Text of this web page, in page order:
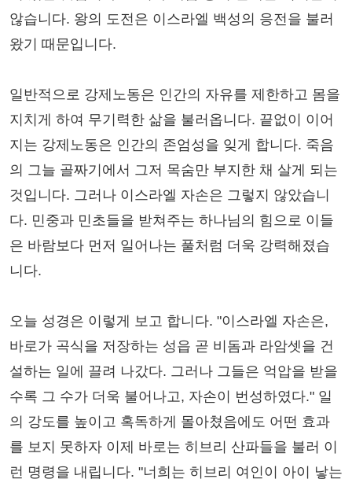
않습니다. 왕의 도전은 이스라엘 백성의 응전을 불러
왔기 때문입니다.
일반적으로 강제노동은 인간의 자유를 제한하고 몸을
지치게 하여 무기력한 삶을 불러옵니다. 끝없이 이어
지는 강제노동은 인간의 존엄성을 잊게 합니다. 죽음
의 그늘 골짜기에서 그저 목숨만 부지한 채 살게 되는
것입니다. 그러나 이스라엘 자손은 그렇지 않았습니
다. 민중과 민초들을 받쳐주는 하나님의 힘으로 이들
은 바람보다 먼저 일어나는 풀처럼 더욱 강력해졌습
니다.
오늘 성경은 이렇게 보고 합니다. "이스라엘 자손은,
바로가 곡식을 저장하는 성읍 곧 비돔과 라암셋을 건
설하는 일에 끌려 나갔다. 그러나 그들은 억압을 받을
수록 그 수가 더욱 불어나고, 자손이 번성하였다." 일
의 강도를 높이고 혹독하게 몰아쳤음에도 어떤 효과
를 보지 못하자 이제 바로는 히브리 산파들을 불러 이
런 명령을 내립니다. "너희는 히브리 여인이 아이 낳는